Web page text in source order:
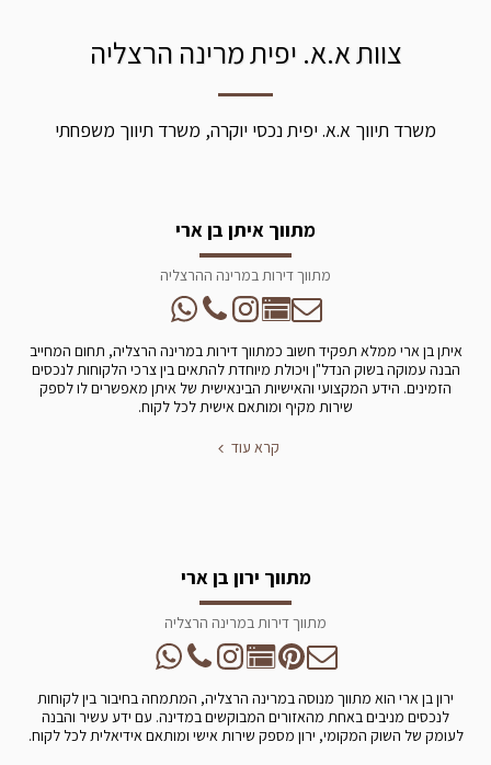
צוות א.א. יפית מרינה הרצליה
משרד תיווך א.א. יפית נכסי יוקרה, משרד תיווך משפחתי
מתווך איתן בן ארי
מתווך דירות במרינה ההרצליה
איתן בן ארי ממלא תפקיד חשוב כמתווך דירות במרינה הרצליה, תחום המחייב
הבנה עמוקה בשוק הנדל"ן ויכולת מיוחדת להתאים בין צרכי הלקוחות לנכסים
הזמינים. הידע המקצועי והאישיות הבינאישית של איתן מאפשרים לו לספק
שירות מקיף ומותאם אישית לכל לקוח.
קרא עוד
מתווך ירון בן ארי
מתווך דירות במרינה הרצליה
ירון בן ארי הוא מתווך מנוסה במרינה הרצליה, המתמחה בחיבור בין לקוחות
לנכסים מניבים באחת מהאזורים המבוקשים במדינה. עם ידע עשיר והבנה
לעומק של השוק המקומי, ירון מספק שירות אישי ומותאם אידיאלית לכל לקוח.